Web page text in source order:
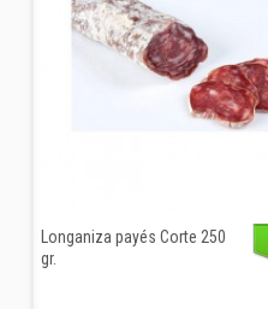
Longaniza payés Corte 250
gr.